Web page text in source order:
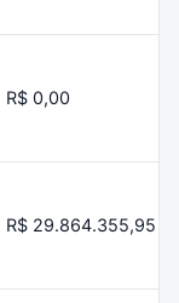
R$ 0,00
R$ 29.864.355,95